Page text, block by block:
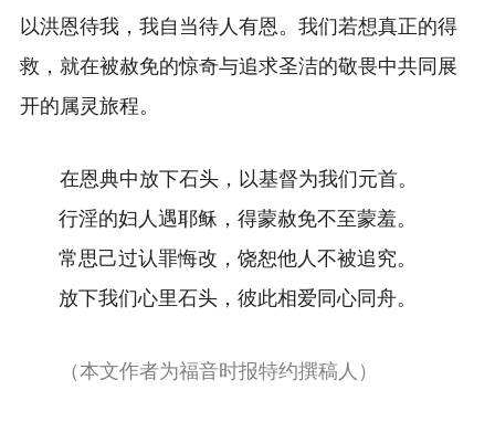
以洪恩待我，我自当待人有恩。我们若想真正的得
救，就在被赦免的惊奇与追求圣洁的敬畏中共同展
开的属灵旅程。
在恩典中放下石头，以基督为我们元首。
行淫的妇人遇耶稣，得蒙赦免不至蒙羞。
常思己过认罪悔改，饶恕他人不被追究。
放下我们心里石头，彼此相爱同心同舟。
（本文作者为福音时报特约撰稿人）